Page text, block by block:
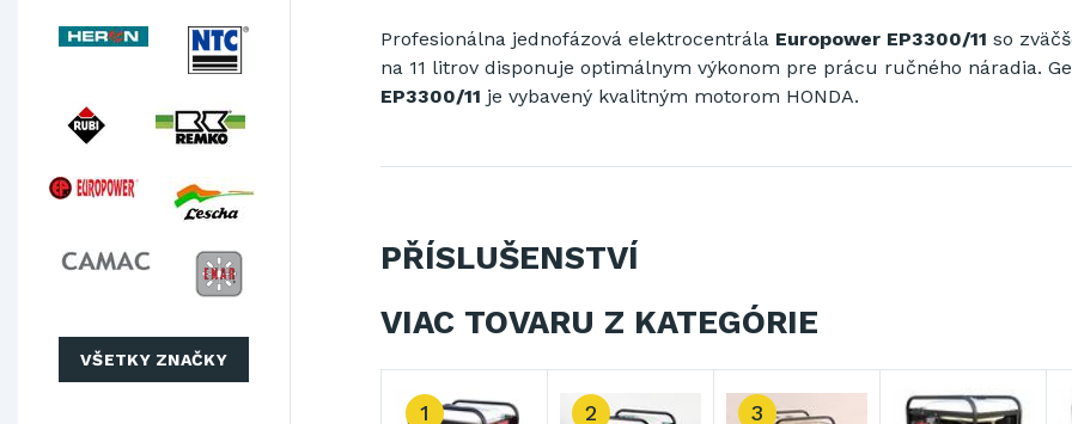
VŠETKY ZNAČKY
Profesionálna jednofázová elektrocentrála Europower EP3300/11 so
na 11 litrov disponuje optimálnym výkonom pre prácu ručného náradia.
EP3300/11 je vybavený kvalitným motorom HONDA.
PŘÍSLUŠENSTVÍ
VIAC TOVARU Z KATEGÓRIE
1 2 3